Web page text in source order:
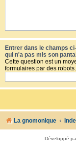
Entrer dans le champs
qui n'a pas mis son
Cette question est un
formulaires par des robots.
La gnomonique
Développé